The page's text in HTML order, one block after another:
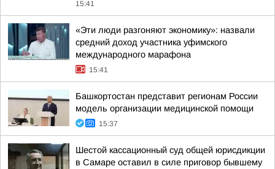
15:41
«Эти люди разгоняют экономику»: назвали
средний доход участника уфимского
международного марафона
15:41
Башкортостан представит регионам России
модель организации медицинской помощи
15:37
Шестой кассационный суд общей юрисдикции
в Самаре оставил в силе приговор бывшему